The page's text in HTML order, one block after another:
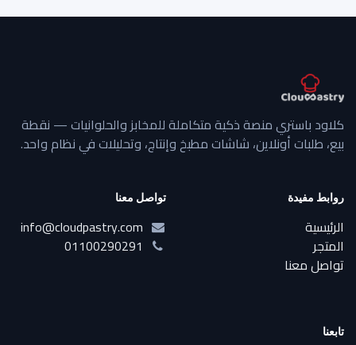
كلاود باستري منصة ذكية متكاملة للمخابز والحلوانيات — نقطة
بيع، طلبات أونلاين، شاشات مطبخ وإنتاج، وتحليلات في نظام واحد.
روابط مفيدة
الرئيسية
المتجر
تواصل معنا
تواصل معنا
info@cloudpastry.com
01100290291
تابعنا